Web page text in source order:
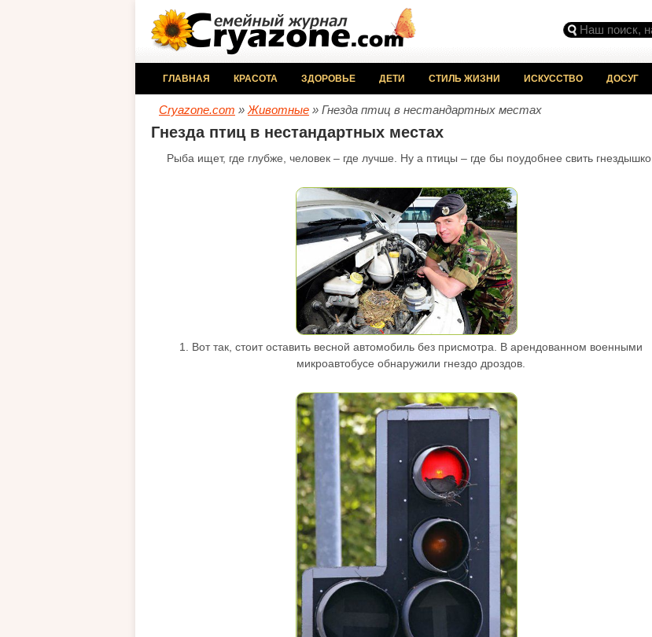
ГЛАВНАЯ КРАСОТА ЗДОРОВЬЕ ДЕТИ СТИЛЬ ЖИЗНИ ИСКУССТВО ДОСУГ
Cryazone.com » Животные » Гнезда птиц в нестандартных местах
Гнезда птиц в нестандартных местах
Рыба ищет, где глубже, человек – где лучше. Ну а птицы – где бы поудобнее свить гнездышко.
1. Вот так, стоит оставить весной автомобиль без присмотра. В арендованном военными
микроавтобусе обнаружили гнездо дроздов.